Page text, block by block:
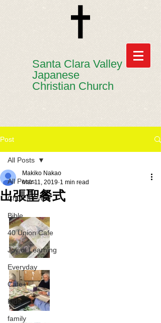
​​Santa Clara Valley
Japanese
Christian Church
Post
All Posts
Church Event
Bible
40 Union Cafe
Joy of Learning
Everyday
Cafe+
Kids
family
All Posts
出張聖餐式
Makiko Nakao
Mar 11, 2019 1 min read